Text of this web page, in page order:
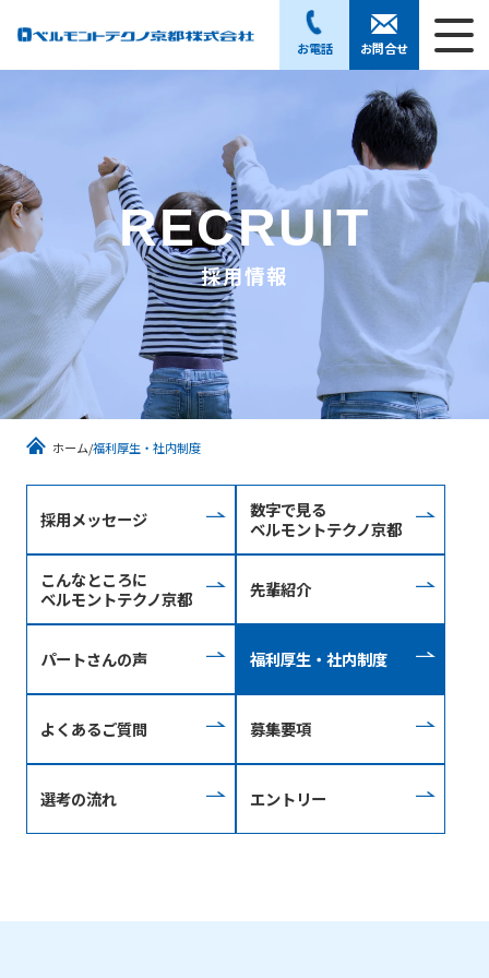
お電話 お問合せ
RECRUIT
採用情報
ホーム 福利厚生・社内制度
採用メッセージ
数字で見る
ベルモントテクノ京都
こんなところに
ベルモントテクノ京都
先輩紹介
パートさんの声 福利厚生・社内制度
よくあるご質問 募集要項
選考の流れ エントリー